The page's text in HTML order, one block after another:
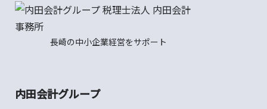
長崎の中小企業経営をサポート
内田会計グループ